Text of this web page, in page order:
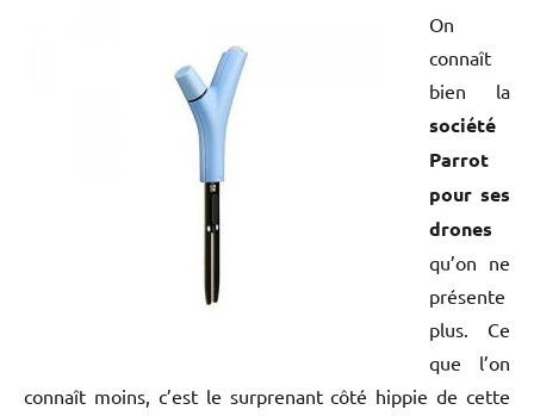
On
connaît
bien la
société
Parrot
pour ses
drones
qu’on ne
présente
plus. Ce
que l’on
connaît moins, c’est le surprenant côté hippie de cette